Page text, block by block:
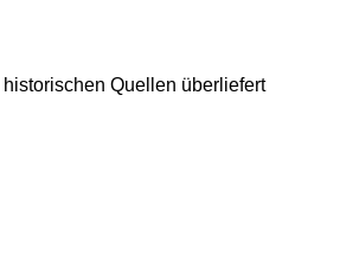
Quellen überliefert